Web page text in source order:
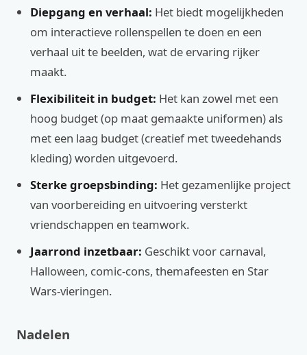
Diepgang en verhaal: Het biedt mogelijkheden
om interactieve rollenspellen te doen en een
verhaal uit te beelden, wat de ervaring rijker
maakt.
Flexibiliteit in budget: Het kan zowel met een
hoog budget (op maat gemaakte uniformen) als
met een laag budget (creatief met tweedehands
kleding) worden uitgevoerd.
Sterke groepsbinding: Het gezamenlijke project
van voorbereiding en uitvoering versterkt
vriendschappen en teamwork.
Jaarrond inzetbaar: Geschikt voor carnaval,
Halloween, comic-cons, themafeesten en Star
Wars-vieringen.
Nadelen